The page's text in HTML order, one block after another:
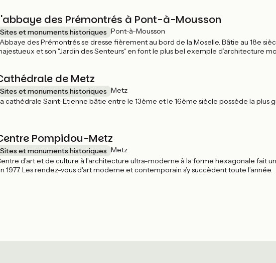
des Prémontrés à Pont-à-Mousson
Sites et monuments historiques Pont-à-Mousson
des Prémontrés se dresse fièrement au bord de la Moselle. Bâtie au 18e
et son "Jardin des Senteurs" en font le plus bel exemple d’architecture
de Metz
Sites et monuments historiques Metz
cathédrale Saint-Etienne bâtie entre le 13ème et le 16ème siècle possède la plus
Pompidou-Metz
Sites et monuments historiques Metz
d’art et de culture à l’architecture ultra-moderne à la forme hexagonale fait
1977. Les rendez-vous d'art moderne et contemporain s’y succèdent toute l’année.